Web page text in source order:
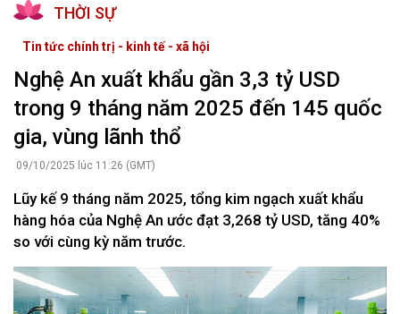
THỜI SỰ
Tin tức chính trị - kinh tế - xã hội
Nghệ An xuất khẩu gần 3,3 tỷ USD
trong 9 tháng năm 2025 đến 145 quốc
gia, vùng lãnh thổ
09/10/2025 lúc 11:26 (GMT)
Lũy kế 9 tháng năm 2025, tổng kim ngạch xuất khẩu
hàng hóa của Nghệ An ước đạt 3,268 tỷ USD, tăng 40%
so với cùng kỳ năm trước.